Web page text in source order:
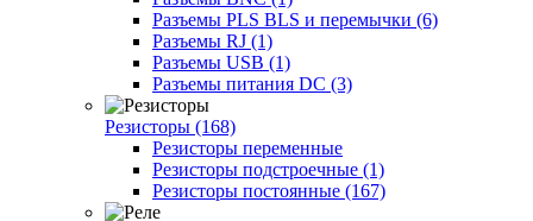
Разъемы PLS BLS и перемычки (6)
Разъемы RJ (1)
Разъемы USB (1)
Разъемы питания DC (3)
Резисторы (168)
Резисторы переменные
Резисторы подстроечные (1)
Резисторы постоянные (167)